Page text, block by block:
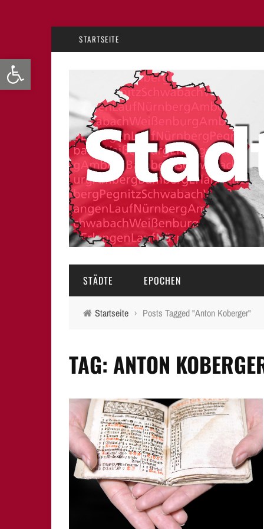
Werkzeugleiste öffnen
STARTSEITE
STÄDTE
BAMBERG
FÜRTH
LAUF A.D. PEGNITZ
NEUMARKT I.D.OPF.
NÜRNBERG
EPOCHEN
16.-18. JAHRHUNDERT
20.-21. JAHRHUNDERT
Startseite › Posts Tagged "Anton Koberger"
TAG: ANTON